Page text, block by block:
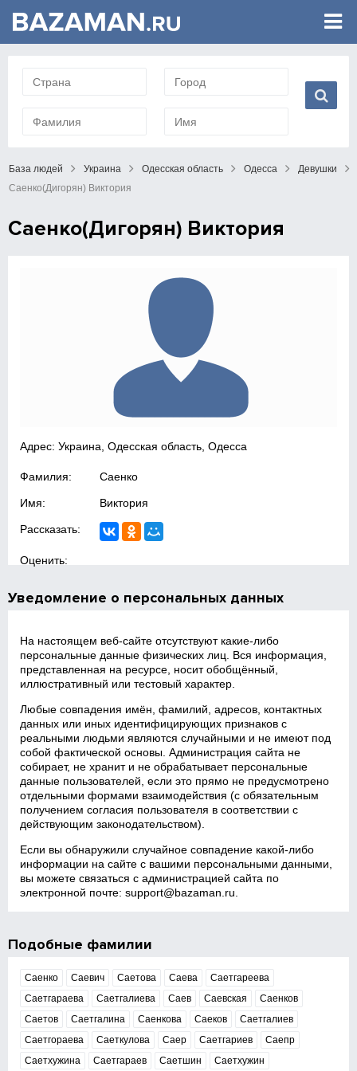
База людей Украина Одесская область Одесса
Девушки
Саенко(Дигорян) Виктория
Саенко(Дигорян) Виктория
Адрес: Украина, Одесская область, Одесса
Фамилия: Саенко
Имя: Виктория
Рассказать:
Оценить:
Уведомление о персональных данных
На настоящем веб‑сайте отсутствуют какие‑либо
персональные данные физических лиц. Вся информация,
представленная на ресурсе, носит обобщённый,
иллюстративный или тестовый характер.
Любые совпадения имён, фамилий, адресов, контактных
данных или иных идентифицирующих признаков с
реальными людьми являются случайными и не имеют под
собой фактической основы. Администрация сайта не
собирает, не хранит и не обрабатывает персональные
данные пользователей, если это прямо не предусмотрено
отдельными формами взаимодействия (с обязательным
получением согласия пользователя в соответствии с
действующим законодательством).
Если вы обнаружили случайное совпадение какой‑либо
информации на сайте с вашими персональными данными,
вы можете связаться с администрацией сайта по
электронной почте:support@bazaman.ru
Подобные фамилии
Саенко Саевич Саетова Саева
Саетгареева
Саетгараева
Саетгалиева Саев Саевская
Саенков
Саетов
Саетгалина Саенкова Саеков
Саетгалиев
Саетгораева
Саеткулова Саер Саетгариев
Саепр
Саетхужина
Саетгараев Саетшин Саетхужин